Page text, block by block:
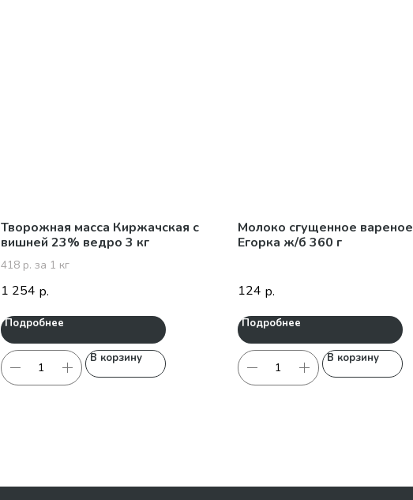
Творожная масса Киржачская с
вишней 23% ведро 3 кг
418 р. за 1 кг
1 254 р.
Подробнее
В корзину
Молоко сгущенное вареное
Егорка ж/б 360 г
124 р.
Подробнее
В корзину